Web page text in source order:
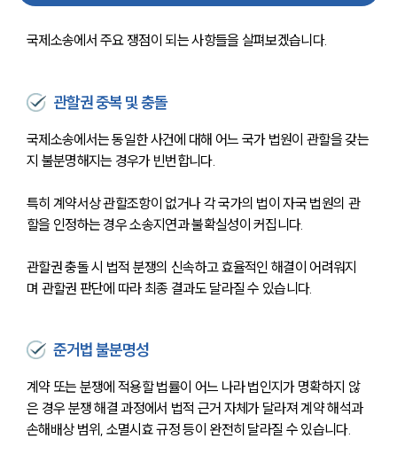
국제소송에서 주요 쟁점이 되는 사항들을 살펴보겠습니다.
관할권 중복 및 충돌
국제소송에서는 동일한 사건에 대해 어느 국가 법원이 관할을 갖는
지 불분명해지는 경우가 빈번합니다.
특히 계약서상 관할조항이 없거나 각 국가의 법이 자국 법원의 관
할을 인정하는 경우 소송지연과 불확실성이 커집니다.
관할권 충돌 시 법적 분쟁의 신속하고 효율적인 해결이 어려워지
며 관할권 판단에 따라 최종 결과도 달라질 수 있습니다.
준거법 불분명성
계약 또는 분쟁에 적용할 법률이 어느 나라 법인지가 명확하지 않
은 경우 분쟁 해결 과정에서 법적 근거 자체가 달라져 계약 해석과
손해배상 범위, 소멸시효 규정 등이 완전히 달라질 수 있습니다.